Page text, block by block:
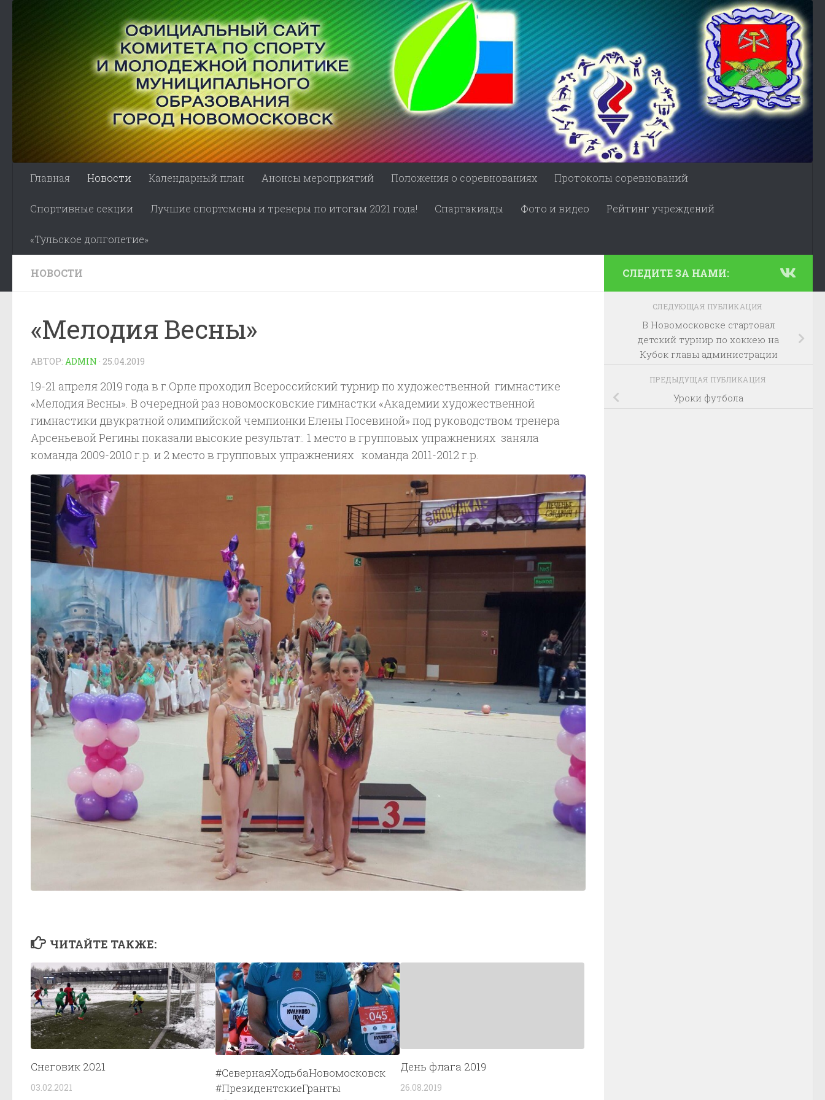
Главная Новости Календарный план Анонсы мероприятий Положения о соревнованиях Протоколы соревнований
Спортивные секции Лучшие спортсмены и тренеры по итогам 2021 года! Спартакиады Фото и видео Рейтинг учреждений
«Тульское долголетие»
НОВОСТИ
«Мелодия Весны»
АВТОР: ADMIN · 25.04.2019
19-21 апреля 2019 года в г.Орле проходил Всероссийский турнир по художественной гимнастике
«Мелодия Весны». В очередной раз новомосковские гимнастки «Академии художественной
гимнастики двукратной олимпийской чемпионки Елены Посевиной» под руководством тренера
Арсеньевой Регины показали высокие результат:. 1 место в групповых упражнениях заняла
команда 2009-2010 г.р. и 2 место в групповых упражнениях команда 2011-2012 г.р.
ЧИТАЙТЕ ТАКЖЕ:
Снеговик 2021
03.02.2021
#СевернаяХодьбаНовомосковск
#ПрезидентскиеГранты
День флага 2019
26.08.2019
СЛЕДИТЕ ЗА НАМИ:
СЛЕДУЮЩАЯ ПУБЛИКАЦИЯ
В Новомосковске стартовал
детский турнир по хоккею на
Кубок главы администрации
ПРЕДЫДУЩАЯ ПУБЛИКАЦИЯ
Уроки футбола